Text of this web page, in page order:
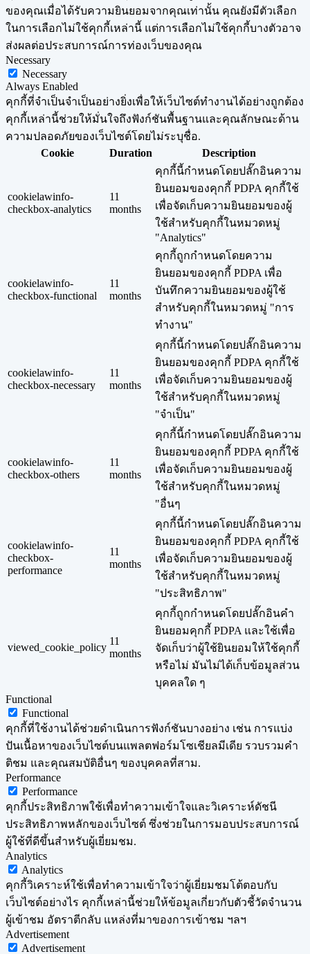
ของคุณเมื่อได้รับความยินยอมจากคุณเท่านั้น คุณยังมีตัวเลือก
ในการเลือกไม่ใช้คุกกี้เหล่านี้ แต่การเลือกไม่ใช้คุกกี้บางตัวอาจ
ส่งผลต่อประสบการณ์การท่องเว็บของคุณ
Necessary
Necessary
Always Enabled
คุกกี้ที่จำเป็นจำเป็นอย่างยิ่งเพื่อให้เว็บไซต์ทำงานได้อย่างถูกต้อง
คุกกี้เหล่านี้ช่วยให้มั่นใจถึงฟังก์ชันพื้นฐานและคุณลักษณะด้าน
ความปลอดภัยของเว็บไซต์โดยไม่ระบุชื่อ.
Cookie
Duration Description
cookielawinfo-
checkbox-analytics
11
months
คุกกี้นี้กำหนดโดยปลั๊กอินความ
ยินยอมของคุกกี้ PDPA คุกกี้ใช้
เพื่อจัดเก็บความยินยอมของผู้
ใช้สำหรับคุกกี้ในหมวดหมู่
"Analytics"
cookielawinfo-
checkbox-functional
11
months
คุกกี้ถูกกำหนดโดยความ
ยินยอมของคุกกี้ PDPA เพื่อ
บันทึกความยินยอมของผู้ใช้
สำหรับคุกกี้ในหมวดหมู่ "การ
ทำงาน"
cookielawinfo-
checkbox-necessary
11
months
คุกกี้นี้กำหนดโดยปลั๊กอินความ
ยินยอมของคุกกี้ PDPA คุกกี้ใช้
เพื่อจัดเก็บความยินยอมของผู้
ใช้สำหรับคุกกี้ในหมวดหมู่
"จำเป็น"
cookielawinfo-
checkbox-others
11
months
คุกกี้นี้กำหนดโดยปลั๊กอินความ
ยินยอมของคุกกี้ PDPA คุกกี้ใช้
เพื่อจัดเก็บความยินยอมของผู้
ใช้สำหรับคุกกี้ในหมวดหมู่
"อื่นๆ
cookielawinfo-
checkbox-
performance
11
months
คุกกี้นี้กำหนดโดยปลั๊กอินความ
ยินยอมของคุกกี้ PDPA คุกกี้ใช้
เพื่อจัดเก็บความยินยอมของผู้
ใช้สำหรับคุกกี้ในหมวดหมู่
"ประสิทธิภาพ"
viewed_cookie_policy
11
months
คุกกี้ถูกกำหนดโดยปลั๊กอินคำ
ยินยอมคุกกี้ PDPA และใช้เพื่อ
จัดเก็บว่าผู้ใช้ยินยอมให้ใช้คุกกี้
หรือไม่ มันไม่ได้เก็บข้อมูลส่วน
บุคคลใด ๆ
Functional
Functional
คุกกี้ที่ใช้งานได้ช่วยดำเนินการฟังก์ชันบางอย่าง เช่น การแบ่ง
ปันเนื้อหาของเว็บไซต์บนแพลตฟอร์มโซเชียลมีเดีย รวบรวมคำ
ติชม และคุณสมบัติอื่นๆ ของบุคคลที่สาม.
Performance
Performance
คุกกี้ประสิทธิภาพใช้เพื่อทำความเข้าใจและวิเคราะห์ดัชนี
ประสิทธิภาพหลักของเว็บไซต์ ซึ่งช่วยในการมอบประสบการณ์
ผู้ใช้ที่ดีขึ้นสำหรับผู้เยี่ยมชม.
Analytics
Analytics
คุกกี้วิเคราะห์ใช้เพื่อทำความเข้าใจว่าผู้เยี่ยมชมโต้ตอบกับ
เว็บไซต์อย่างไร คุกกี้เหล่านี้ช่วยให้ข้อมูลเกี่ยวกับตัวชี้วัดจำนวน
ผู้เข้าชม อัตราตีกลับ แหล่งที่มาของการเข้าชม ฯลฯ
Advertisement
Advertisement